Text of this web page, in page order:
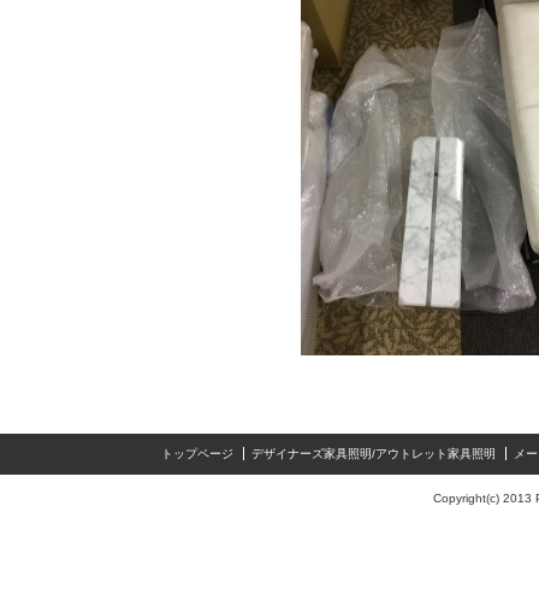
トップページ デザイナーズ家具照明/アウトレット家具照明 メ
Copyright(c) 2013